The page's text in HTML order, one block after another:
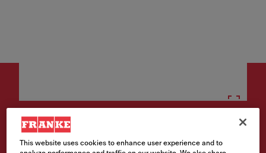
Accessoires
This website uses cookies to enhance user experience and to